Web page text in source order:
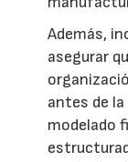
Además,
asegurar
antes de
modelado